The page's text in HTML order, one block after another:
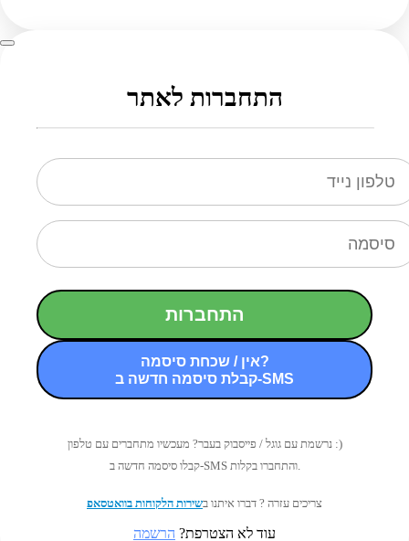
התחברות לאתר
התחברות
אין / שכחת סיסמה?
קבלת סיסמה חדשה ב-SMS
נרשמת עם גוגל / פייסבוק בעבר? מעכשיו מתחברים עם טלפון :)
קבלו סיסמה חדשה ב-SMS והתחברו בקלות.
צריכים עזרה ? דברו איתנו בשירות הלקוחות בוואטסאפ
עוד לא הצטרפת? הרשמה